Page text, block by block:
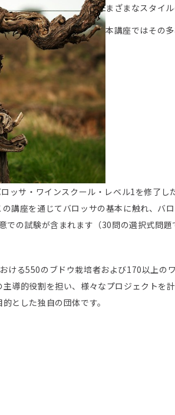
まざまなスタイ
本講座ではその
ッサ・ワインスクール・レベル1を修了
講座を通じてバロッサの基本に触れ、バ
の試験が含まれます（30問の選択式問題
ける550のブドウ栽培者および170以上の
導的役割を担い、様々なプロジェクトを
とした独自の団体です。